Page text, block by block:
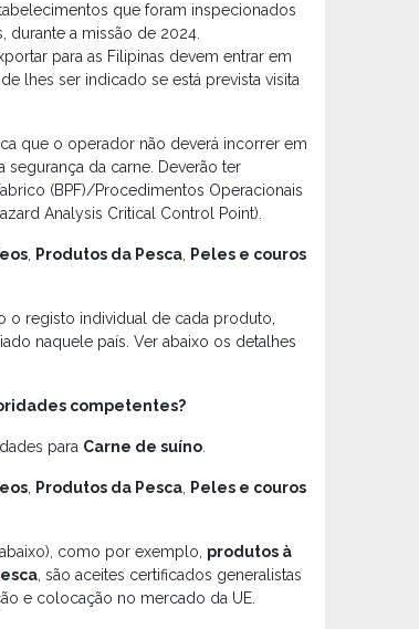
que foram inspecionados
durante a missão de 2024.
para as Filipinas devem entrar em
lhes ser indicado se está prevista visita
que o operador não deverá incorrer em
da carne. Deverão ter
(BPF)/Procedimentos Operacionais
Analysis Critical Control Point).
Produtos da Pesca
Peles e couros
o registo individual de cada produto,
naquele país. Ver abaixo os detalhes
competentes?
para Carne de suíno
Produtos da Pesca
Peles e couros
como por exemplo, produtos à
, são aceites certificados generalistas
e colocação no mercado da UE.